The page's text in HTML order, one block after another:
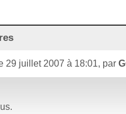
29 juillet 2007 à 18:01, par